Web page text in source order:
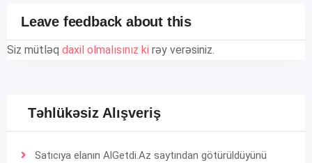
Leave feedback about this
Siz mütləq daxil olmalısınız ki rəy verəsiniz.
Təhlükəsiz Alışveriş
Satıcıya elanın AlGetdi.Az saytından götürüldüyünü